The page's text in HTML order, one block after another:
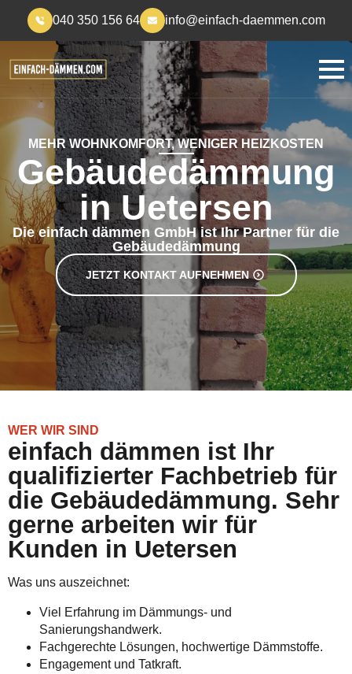
040 350 156 64 info@einfach-daemmen.com
MEHR WOHNKOMFORT, WENIGER HEIZKOSTEN
Gebäudedämmung
in Uetersen
Die einfach dämmen GmbH ist Ihr Partner für die
Gebäudedämmung
JETZT KONTAKT AUFNEHMEN
WER WIR SIND
einfach dämmen ist Ihr
qualifizierter Fachbetrieb für
die Gebäudedämmung. Sehr
gerne arbeiten wir für
Kunden in Uetersen
Was uns auszeichnet:
Viel Erfahrung im Dämmungs- und
Sanierungshandwerk.
Fachgerechte Lösungen, hochwertige Dämmstoffe.
Engagement und Tatkraft.